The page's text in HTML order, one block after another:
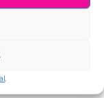
Decoradas